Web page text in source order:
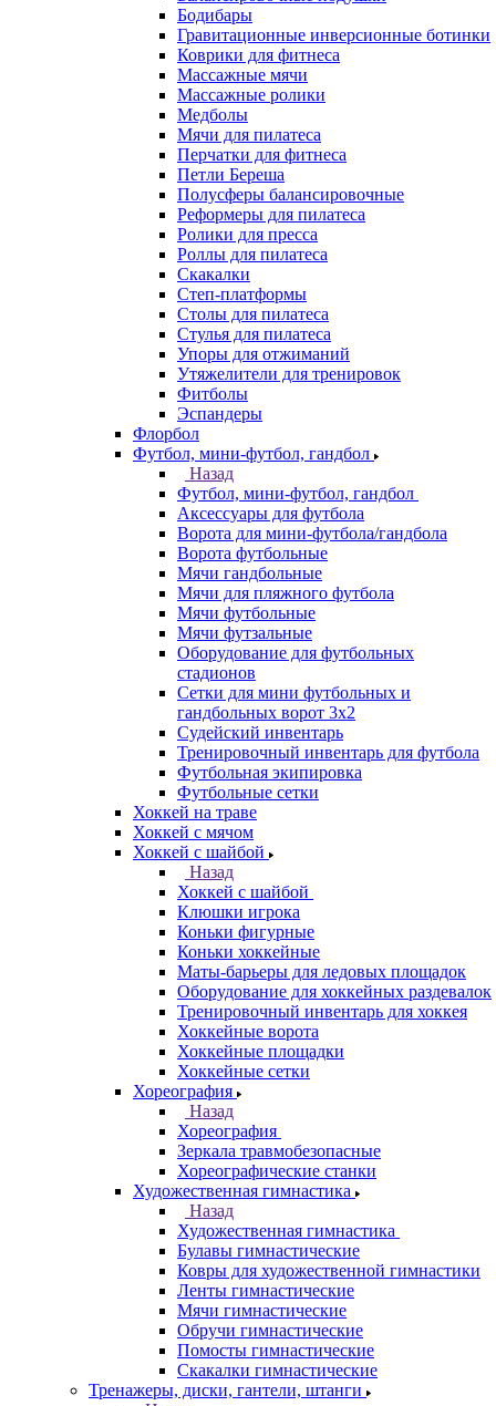
Бодибары
Гравитационные инверсионные ботинки
Коврики для фитнеса
Массажные мячи
Массажные ролики
Медболы
Мячи для пилатеса
Перчатки для фитнеса
Петли Береша
Полусферы балансировочные
Реформеры для пилатеса
Ролики для пресса
Роллы для пилатеса
Скакалки
Степ-платформы
Столы для пилатеса
Стулья для пилатеса
Упоры для отжиманий
Утяжелители для тренировок
Фитболы
Эспандеры
Флорбол
Футбол, мини-футбол, гандбол
Назад
Футбол, мини-футбол, гандбол
Аксессуары для футбола
Ворота для мини-футбола/гандбола
Ворота футбольные
Мячи гандбольные
Мячи для пляжного футбола
Мячи футбольные
Мячи футзальные
Оборудование для футбольных
стадионов
Сетки для мини футбольных и
гандбольных ворот 3х2
Судейский инвентарь
Тренировочный инвентарь для футбола
Футбольная экипировка
Футбольные сетки
Хоккей на траве
Хоккей с мячом
Хоккей с шайбой
Назад
Хоккей с шайбой
Клюшки игрока
Коньки фигурные
Коньки хоккейные
Маты-барьеры для ледовых площадок
Оборудование для хоккейных раздевалок
Тренировочный инвентарь для хоккея
Хоккейные ворота
Хоккейные площадки
Хоккейные сетки
Хореография
Назад
Хореография
Зеркала травмобезопасные
Хореографические станки
Художественная гимнастика
Назад
Художественная гимнастика
Булавы гимнастические
Ковры для художественной гимнастики
Ленты гимнастические
Мячи гимнастические
Обручи гимнастические
Помосты гимнастические
Скакалки гимнастические
Тренажеры, диски, гантели, штанги